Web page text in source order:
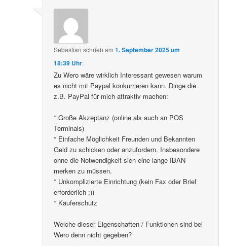
Sebastian schriebam1. September 2025 um
18:39 Uhr:
Zu Wero wäre wirklich Interessant gewesen warum
es nicht mit Paypal konkurrieren kann. Dinge die
z.B. PayPal für mich attraktiv machen:
* Große Akzeptanz (online als auch an POS
Terminals)
* Einfache Möglichkeit Freunden und Bekannten
Geld zu schicken oder anzufordern. Insbesondere
ohne die Notwendigkeit sich eine lange IBAN
merken zu müssen.
* Unkomplizierte Einrichtung (kein Fax oder Brief
erforderlich ;))
* Käuferschutz
Welche dieser Eigenschaften / Funktionen sind bei
Wero denn nicht gegeben?